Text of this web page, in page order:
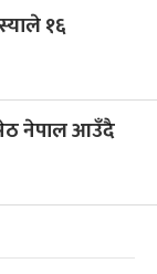
१६
सेठ नेपाल आउँदै